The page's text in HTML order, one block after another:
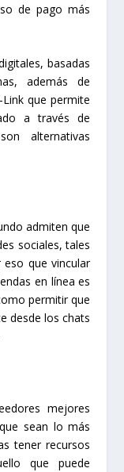
de pago más
basadas
además de
que permite
a través de
alternativas
admiten que
sociales, tales
eso que vincular
en línea es
permitir que
desde los chats
mejores
sean lo más
tener recursos
que puede